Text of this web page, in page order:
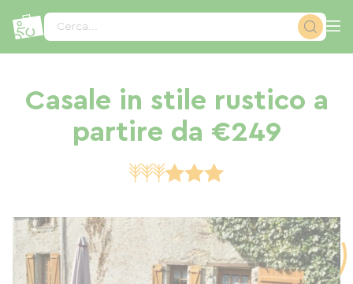
Cerca...
Casale in stile rustico a
partire da €249
Pannello di gestione dei cookies